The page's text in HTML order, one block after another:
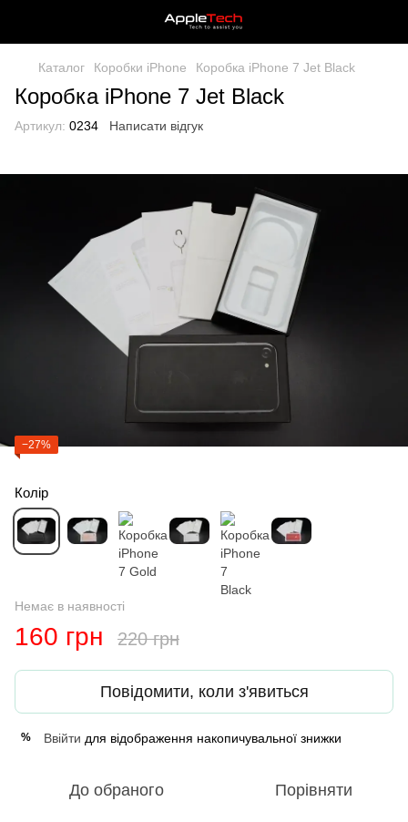
Каталог Коробки iPhone Коробка iPhone 7 Jet Black
Коробка iPhone 7 Jet Black
Артикул: 0234 Написати відгук
−27%
Колір
Немає в наявності
160 грн 220 грн
Повідомити, коли з'явиться
% Ввійти для відображення накопичувальної знижки
До обраного Порівняти